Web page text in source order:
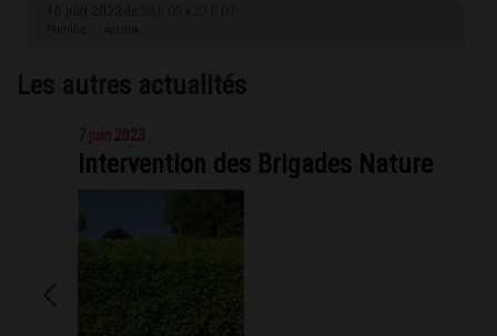
Les autres actualités
7 juin 2023
Intervention des Brigades Nature